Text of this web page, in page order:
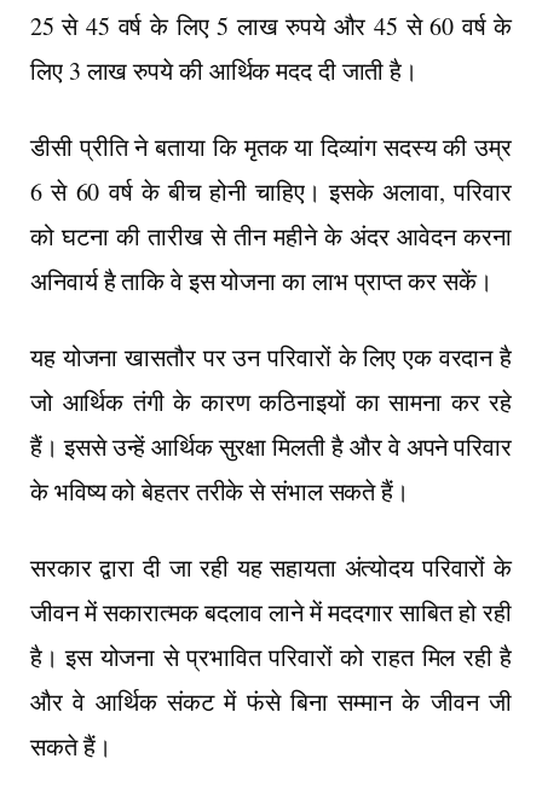
25 से 45 वर्ष के लिए 5 लाख रुपये और 45 से 60 वर्ष के
लिए 3 लाख रुपये की आर्थिक मदद दी जाती है।
डीसी प्रीति ने बताया कि मृतक या दिव्यांग सदस्य की उम्र
6 से 60 वर्ष के बीच होनी चाहिए। इसके अलावा, परिवार
को घटना की तारीख से तीन महीने के अंदर आवेदन करना
अनिवार्य है ताकि वे इस योजना का लाभ प्राप्त कर सकें।
यह योजना खासतौर पर उन परिवारों के लिए एक वरदान है
जो आर्थिक तंगी के कारण कठिनाइयों का सामना कर रहे
हैं। इससे उन्हें आर्थिक सुरक्षा मिलती है और वे अपने परिवार
के भविष्य को बेहतर तरीके से संभाल सकते हैं।
सरकार द्वारा दी जा रही यह सहायता अंत्योदय परिवारों के
जीवन में सकारात्मक बदलाव लाने में मददगार साबित हो रही
है। इस योजना से प्रभावित परिवारों को राहत मिल रही है
और वे आर्थिक संकट में फंसे बिना सम्मान के जीवन जी
सकते हैं।